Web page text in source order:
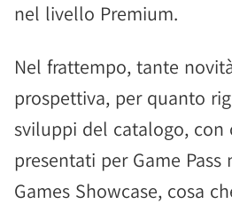
nel livello Premium.
Nel frattempo, tante
prospettiva, per quanto
sviluppi del catalogo,
presentati per Game
Games Showcase, cosa